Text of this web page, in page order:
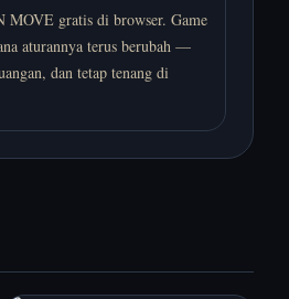
MOVE gratis di browser. Game
aturannya terus berubah —
dan tetap tenang di